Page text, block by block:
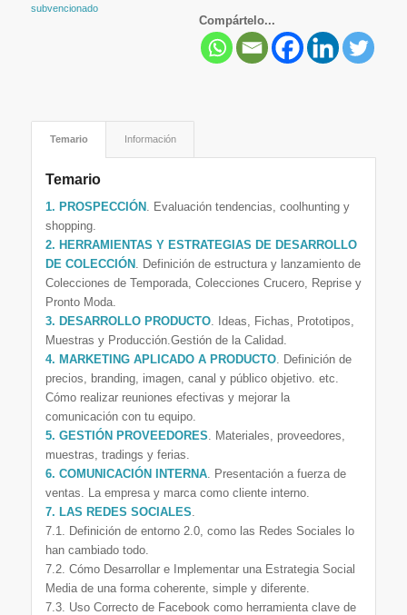
subvencionado
Compártelo...
Temario Información
Temario
1. PROSPECCIÓN
. Evaluación tendencias, coolhunting y
shopping.
2. HERRAMIENTAS Y ESTRATEGIAS DE DESARROLLO
DE COLECCIÓN
. Definición de estructura y lanzamiento de
Colecciones de Temporada, Colecciones Crucero, Reprise y
Pronto Moda.
3. DESARROLLO PRODUCTO. Ideas, Fichas, Prototipos,
Muestras y Producción.Gestión de la Calidad.
4. MARKETING APLICADO A PRODUCTO. Definición de
precios, branding, imagen, canal y público objetivo. etc.
Cómo realizar reuniones efectivas y mejorar la
comunicación con tu equipo.
5. GESTIÓN PROVEEDORES . Materiales, proveedores,
muestras, tradings y ferias.
6. COMUNICACIÓN INTERNA. Presentación a fuerza de
ventas. La empresa y marca como cliente interno.
7. LAS REDES SOCIALES
7.1. Definición de entorno 2.0, como las Redes Sociales lo
han cambiado todo.
7.2. Cómo Desarrollar e Implementar una Estrategia Social
Media de una forma coherente, simple y diferente.
7.3. Uso Correcto de Facebook como herramienta clave de